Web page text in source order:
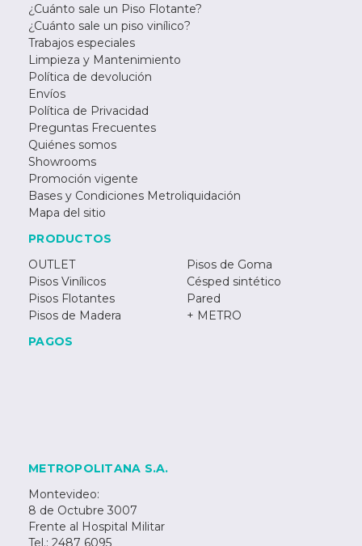
¿Cuánto sale un Piso Flotante?
¿Cuánto sale un piso vinílico?
Trabajos especiales
Limpieza y Mantenimiento
Política de devolución
Envíos
Política de Privacidad
Preguntas Frecuentes
Quiénes somos
Showrooms
Promoción vigente
Bases y Condiciones Metroliquidación
Mapa del sitio
PRODUCTOS
OUTLET
Pisos Vinílicos
Pisos Flotantes
Pisos de Madera
Pisos de Goma
Césped sintético
Pared
+ METRO
PAGOS
METROPOLITANA S.A.
Montevideo:
8 de Octubre 3007
Frente al Hospital Militar
Tel.: 2487 6095